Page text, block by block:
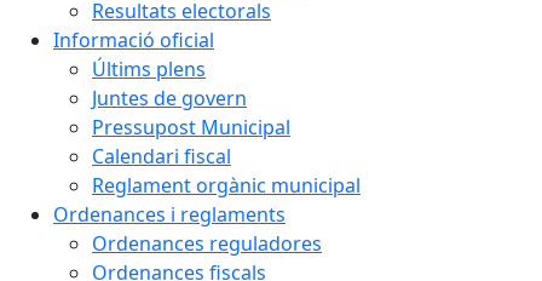
Resultats electorals
Informació oficial
Últims plens
Juntes de govern
Pressupost Municipal
Calendari fiscal
Reglament orgànic municipal
Ordenances i reglaments
Ordenances reguladores
Ordenances fiscals